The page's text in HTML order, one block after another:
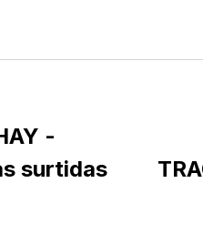
-
surtidas